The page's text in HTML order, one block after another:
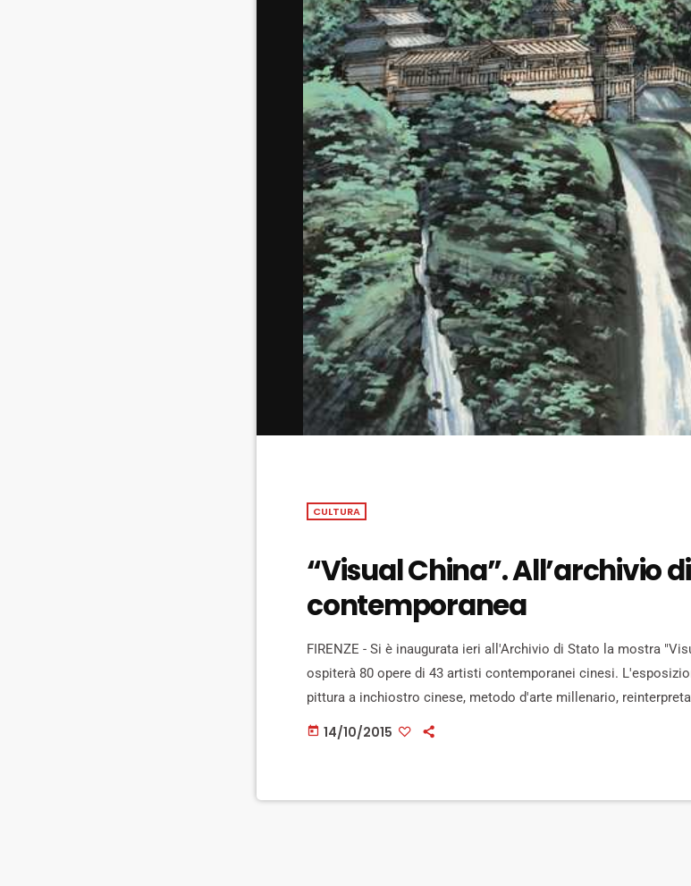
CULTURA
“Visual China”. All’archivio
contemporanea
FIRENZE - Si è inaugurata ieri all'Archivio di Stato la mostra
ospiterà 80 opere di 43 artisti contemporanei cinesi.
pittura a inchiostro cinese, metodo d'arte millenario,
contemporanei tra cui Fan Yang, Ni Mazeren e Li Yang. I dipinti
today 14/10/2015